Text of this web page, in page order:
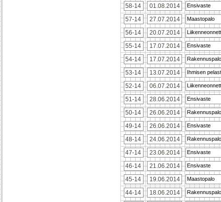
58-14 01.08.2014 Ensivaste
57-14 27.07.2014 Maastopalo
56-14 20.07.2014
55-14 17.07.2014 Ensivaste
54-14 17.07.2014 Rakennuspalo
53-14 13.07.2014 Ihmisen
52-14 06.07.2014
51-14 28.06.2014 Ensivaste
50-14 26.06.2014 Rakennuspalo
49-14 26.06.2014 Ensivaste
48-14 24.06.2014 Rakennuspalo
47-14 23.06.2014 Ensivaste
46-14 21.06.2014 Ensivaste
45-14 19.06.2014 Maastopalo
44-14 18.06.2014 Rakennuspalo